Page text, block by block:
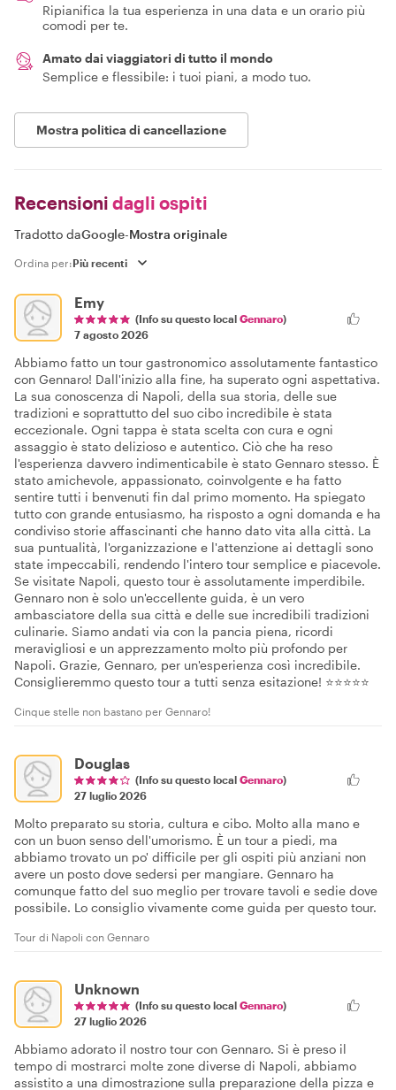
Ripianifica la tua esperienza in una data e un orario più
comodi per te.
Amato dai viaggiatori di tutto il mondo
Semplice e flessibile: i tuoi piani, a modo tuo.
Mostra politica di cancellazione
Recensioni dagli ospiti
Tradotto daGoogle-Mostra originale
Ordina per:
Emy
(Info su questo local Gennaro)
7 agosto 2026
Abbiamo fatto un tour gastronomico assolutamente fantastico
con Gennaro! Dall'inizio alla fine, ha superato ogni aspettativa.
La sua conoscenza di Napoli, della sua storia, delle sue
tradizioni e soprattutto del suo cibo incredibile è stata
eccezionale. Ogni tappa è stata scelta con cura e ogni
assaggio è stato delizioso e autentico. Ciò che ha reso
l'esperienza davvero indimenticabile è stato Gennaro stesso. È
stato amichevole, appassionato, coinvolgente e ha fatto
sentire tutti i benvenuti fin dal primo momento. Ha spiegato
tutto con grande entusiasmo, ha risposto a ogni domanda e ha
condiviso storie affascinanti che hanno dato vita alla città. La
sua puntualità, l'organizzazione e l'attenzione ai dettagli sono
state impeccabili, rendendo l'intero tour semplice e piacevole.
Se visitate Napoli, questo tour è assolutamente imperdibile.
Gennaro non è solo un'eccellente guida, è un vero
ambasciatore della sua città e delle sue incredibili tradizioni
culinarie. Siamo andati via con la pancia piena, ricordi
meravigliosi e un apprezzamento molto più profondo per
Napoli. Grazie, Gennaro, per un'esperienza così incredibile.
Consiglieremmo questo tour a tutti senza esitazione! ⭐⭐⭐⭐⭐
Cinque stelle non bastano per Gennaro!
Douglas
(Info su questo local Gennaro)
27 luglio 2026
Molto preparato su storia, cultura e cibo. Molto alla mano e
con un buon senso dell'umorismo. È un tour a piedi, ma
abbiamo trovato un po' difficile per gli ospiti più anziani non
avere un posto dove sedersi per mangiare. Gennaro ha
comunque fatto del suo meglio per trovare tavoli e sedie dove
possibile. Lo consiglio vivamente come guida per questo tour.
Tour di Napoli con Gennaro
Unknown
(Info su questo local Gennaro)
27 luglio 2026
Abbiamo adorato il nostro tour con Gennaro. Si è preso il
tempo di mostrarci molte zone diverse di Napoli, abbiamo
assistito a una dimostrazione sulla preparazione della pizza e